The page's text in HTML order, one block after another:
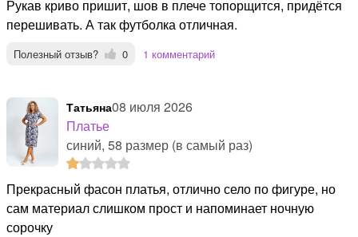
Рукав криво пришит, шов в плече топорщится, придётся
перешивать. А так футболка отличная.
Полезный отзыв? 0 1 комментарий
Татьяна08 июля 2026
Платье
синий, 58 размер (в самый раз)
Прекрасный фасон платья, отлично село по фигуре, но
сам материал слишком прост и напоминает ночную
сорочку